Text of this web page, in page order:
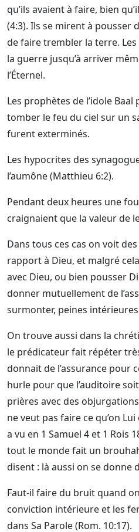
qu’ils avaient à faire, bien
(4:3). Ils se mirent à pousser
de faire trembler la terre.
la guerre jusqu’à arriver
l’Éternel.
Les prophètes de l’idole
tomber le feu du ciel sur un
furent exterminés.
Les hypocrites des
l’aumône (Matthieu 6:2).
Pendant deux heures une
craignaient que la valeur de
Dans tous ces cas on voit
rapport à Dieu, et malgré
avec Dieu, ou bien pousser
donner mutuellement de
surmonter, peines
On trouve aussi dans la
le prédicateur fait répéter
donnait de l’assurance pour
hurle pour que l’auditoire
prières avec des
ne veut pas faire ce qu’on
a vu en 1 Samuel 4 et 1 Rois
tout le monde fait un
disent : là aussi on se donne
Faut-il faire du bruit quand
conviction intérieure et les
dans Sa Parole (Rom. 10:17).